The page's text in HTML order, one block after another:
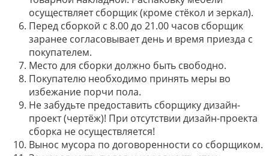
осуществляет сборщик (кроме стёкол и зеркал).
Перед сборкой с 8.00 до 21.00 часов сборщик
заранее согласовывает день и время приезда с
покупателем.
Место для сборки должно быть свободно.
Покупателю необходимо принять меры во
избежание порчи пола.
Не забудьте предоставить сборщику дизайн-
проект (чертёж)! При отсутствии дизайн-проекта
сборка не осуществляется!
Вынос мусора по договоренности со сборщиком.